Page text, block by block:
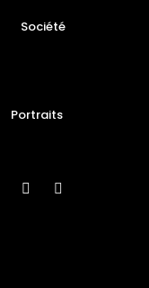
Société
Portraits